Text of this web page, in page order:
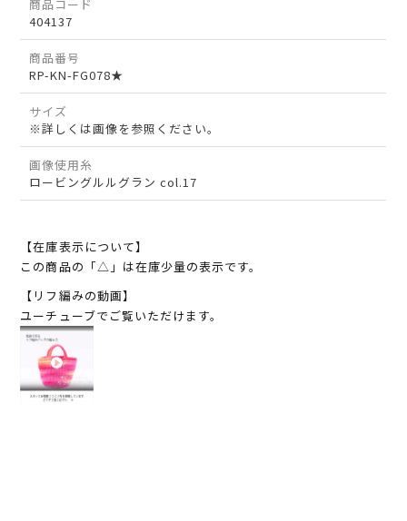
商品コード
404137
商品番号
RP-KN-FG078★
サイズ
※詳しくは画像を参照ください。
画像使用糸
ロービングルルグラン col.17
【在庫表示について】
この商品の「△」は在庫少量の表示です。
【リフ編みの動画】
ユーチューブでご覧いただけます。